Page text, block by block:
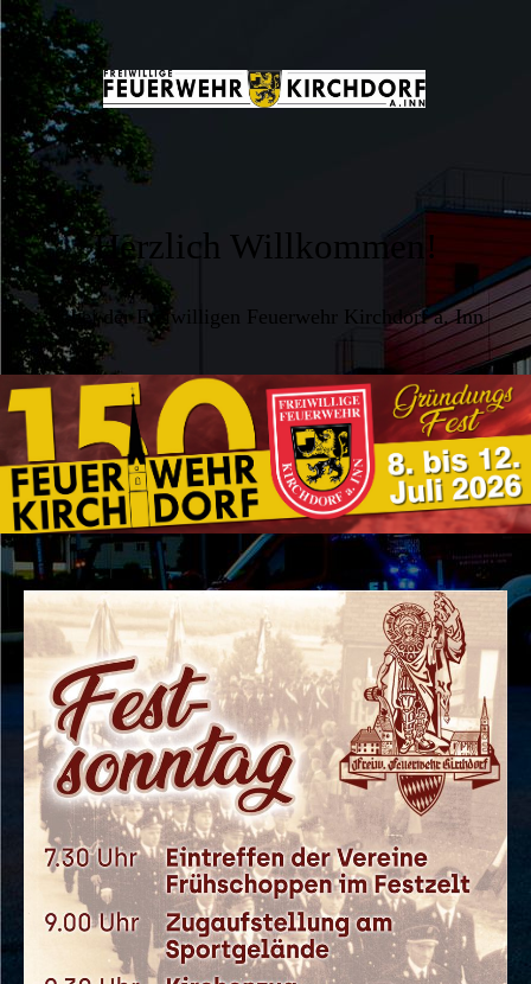
Herzlich Willkommen!
... bei der Freiwilligen Feuerwehr Kirchdorf a. Inn